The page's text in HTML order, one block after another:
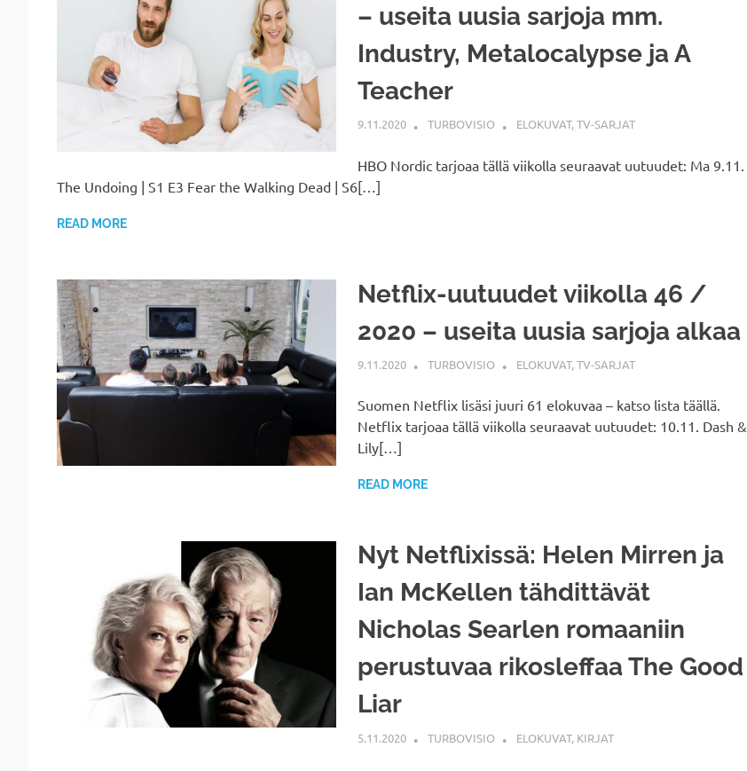
– useita uusia sarjoja mm.
Industry, Metalocalypse ja A
Teacher
9.11.2020 TURBOVISIO ELOKUVAT,TV-SARJAT
HBO Nordic tarjoaa tällä viikolla seuraavat uutuudet: Ma 9.11.
The Undoing | S1 E3 Fear the Walking Dead | S6[…]
READ MORE
Netflix-uutuudet viikolla 46 /
2020 – useita uusia sarjoja alkaa
9.11.2020 TURBOVISIO ELOKUVAT,TV-SARJAT
Suomen Netflix lisäsi juuri 61 elokuvaa – katso lista täällä.
Netflix tarjoaa tällä viikolla seuraavat uutuudet: 10.11. Dash &
Lily[…]
READ MORE
Nyt Netflixissä: Helen Mirren ja
Ian McKellen tähdittävät
Nicholas Searlen romaaniin
perustuvaa rikosleffaa The Good
Liar
5.11.2020 TURBOVISIO ELOKUVAT, KIRJAT